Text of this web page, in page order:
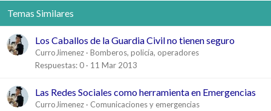
Temas Similares
Los Caballos de la Guardia Civil no tienen seguro
CurroJimenez
Bomberos, policía, operadores
Respuestas 0 11 Mar 2013
Las Redes Sociales como herramienta en Emergencias
CurroJimenez
Comunicaciones y emergencias